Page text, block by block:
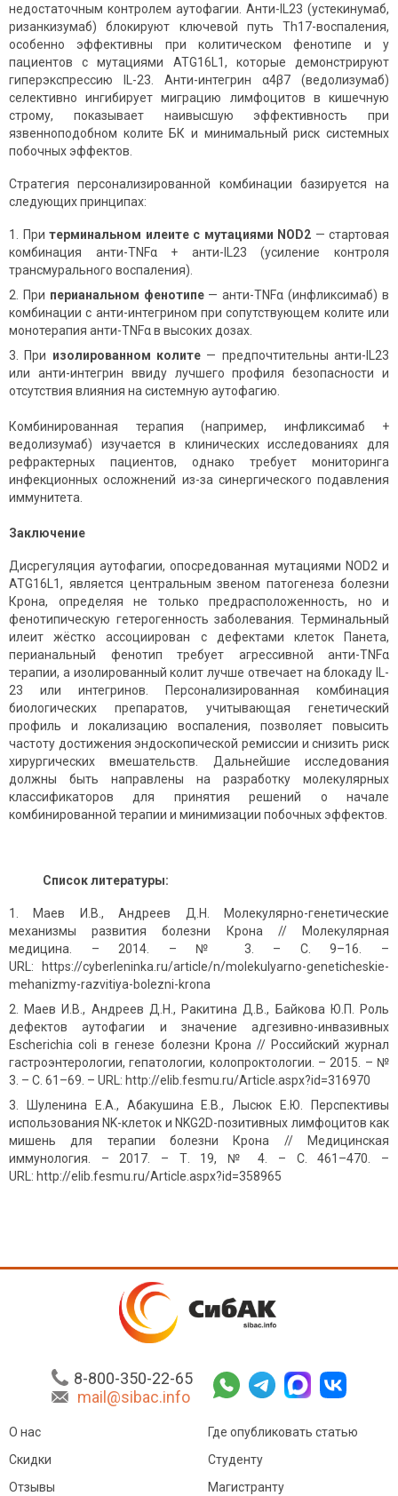
недостаточным контролем аутофагии. Анти-IL23 (устекинумаб,
ризанкизумаб) блокируют ключевой путь Th17-воспаления,
особенно эффективны при колитическом фенотипе и у
пациентов с мутациями ATG16L1, которые демонстрируют
гиперэкспрессию IL-23. Анти-интегрин α4β7 (ведолизумаб)
селективно ингибирует миграцию лимфоцитов в кишечную
строму, показывает наивысшую эффективность при
язвенноподобном колите БК и минимальный риск системных
побочных эффектов.
Стратегия персонализированной комбинации базируется на
следующих принципах:
При терминальном илеите с мутациями NOD2 — стартовая
комбинация анти-TNFα + анти-IL23 (усиление контроля
трансмурального воспаления).
При перианальном фенотипе— анти-TNFα (инфликсимаб) в
комбинации с анти-интегрином при сопутствующем колите или
монотерапия анти-TNFα в высоких дозах.
При изолированном колите — предпочтительны анти-IL23
или анти-интегрин ввиду лучшего профиля безопасности и
отсутствия влияния на системную аутофагию.
Комбинированная терапия (например, инфликсимаб +
ведолизумаб) изучается в клинических исследованиях для
рефрактерных пациентов, однако требует мониторинга
инфекционных осложнений из-за синергического подавления
иммунитета.
Заключение
Дисрегуляция аутофагии, опосредованная мутациями NOD2 и
ATG16L1, является центральным звеном патогенеза болезни
Крона, определяя не только предрасположенность, но и
фенотипическую гетерогенность заболевания. Терминальный
илеит жёстко ассоциирован с дефектами клеток Панета,
перианальный фенотип требует агрессивной анти-TNFα
терапии, а изолированный колит лучше отвечает на блокаду IL-
23 или интегринов. Персонализированная комбинация
биологических препаратов, учитывающая генетический
профиль и локализацию воспаления, позволяет повысить
частоту достижения эндоскопической ремиссии и снизить риск
хирургических вмешательств. Дальнейшие исследования
должны быть направлены на разработку молекулярных
классификаторов для принятия решений о начале
комбинированной терапии и минимизации побочных эффектов.
Список литературы:
Маев И.В., Андреев Д.Н. Молекулярно-генетические
механизмы развития болезни Крона // Молекулярная
медицина. – 2014. – № 3. – С. 9–16. –
URL: https://cyberleninka.ru/article/n/molekulyarno-geneticheskie-
mehanizmy-razvitiya-bolezni-krona
Маев И.В., Андреев Д.Н., Ракитина Д.В., Байкова Ю.П. Роль
дефектов аутофагии и значение адгезивно-инвазивных
Escherichia coli в генезе болезни Крона // Российский журнал
гастроэнтерологии, гепатологии, колопроктологии. – 2015. – №
3. – С. 61–69. – URL: http://elib.fesmu.ru/Article.aspx?id=316970
Шуленина Е.А., Абакушина Е.В., Лысюк Е.Ю. Перспективы
использования NK-клеток и NKG2D-позитивных лимфоцитов как
мишень для терапии болезни Крона // Медицинская
иммунология. – 2017. – Т. 19, № 4. – С. 461–470. –
URL: http://elib.fesmu.ru/Article.aspx?id=358965
8-800-350-22-65
mail@sibac.info
О нас
Скидки
Отзывы
Где опубликовать статью
Студенту
Магистранту